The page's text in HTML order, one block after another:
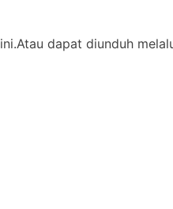
dapat diunduh